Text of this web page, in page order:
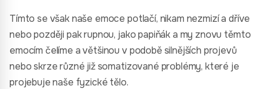
Tímto se však naše emoce potlačí, nikam nezmizí a dříve
nebo později pak rupnou, jako papiňák a my znovu těmto
emocím čelíme a většinou v podobě silnějších projevů
nebo skrze různé již somatizované problémy, které je
projebuje naše fyzické tělo.